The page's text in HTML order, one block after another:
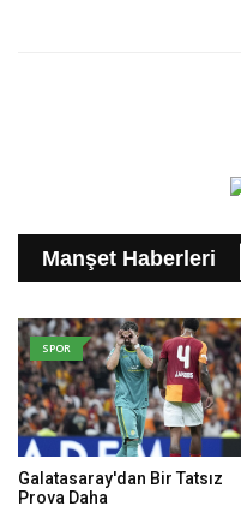
Manşet Haberleri
SPOR
Galatasaray'dan Bir Tatsız
Prova Daha